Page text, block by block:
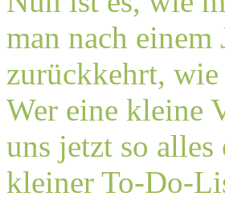
man nach
zurückkehrt,
Wer eine kleine
uns jetzt so
kleiner To-Do-